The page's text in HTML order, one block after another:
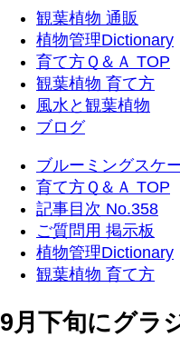
観葉植物 通販
植物管理Dictionary
育て方Ｑ＆Ａ TOP
観葉植物 育て方
風水と観葉植物
ブログ
ブルーミングスケ
育て方Ｑ＆Ａ TOP
記事目次 No.358
ご質問用 掲示板
植物管理Dictionary
観葉植物 育て方
9月下旬にグラ